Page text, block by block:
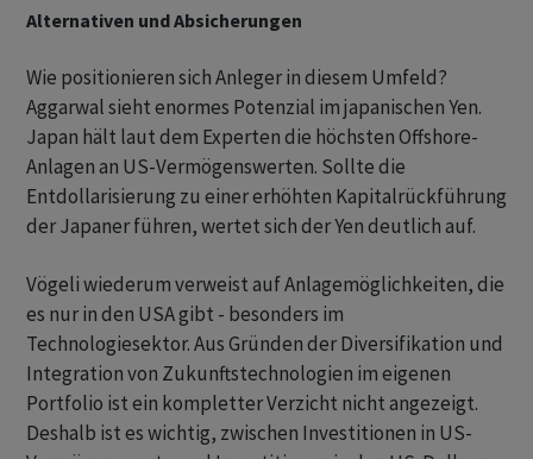
Alternativen und Absicherungen
Wie positionieren sich Anleger in diesem Umfeld?
Aggarwal sieht enormes Potenzial im japanischen Yen.
Japan hält laut dem Experten die höchsten Offshore-
Anlagen an US-Vermögenswerten. Sollte die
Entdollarisierung zu einer erhöhten Kapitalrückführung
der Japaner führen, wertet sich der Yen deutlich auf.
Vögeli wiederum verweist auf Anlagemöglichkeiten, die
es nur in den USA gibt - besonders im
Technologiesektor. Aus Gründen der Diversifikation und
Integration von Zukunftstechnologien im eigenen
Portfolio ist ein kompletter Verzicht nicht angezeigt.
Deshalb ist es wichtig, zwischen Investitionen in US-